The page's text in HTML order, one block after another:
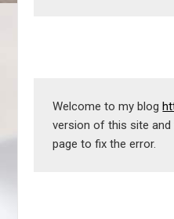
Welcome to my blog
version of this site
page to fix the error.